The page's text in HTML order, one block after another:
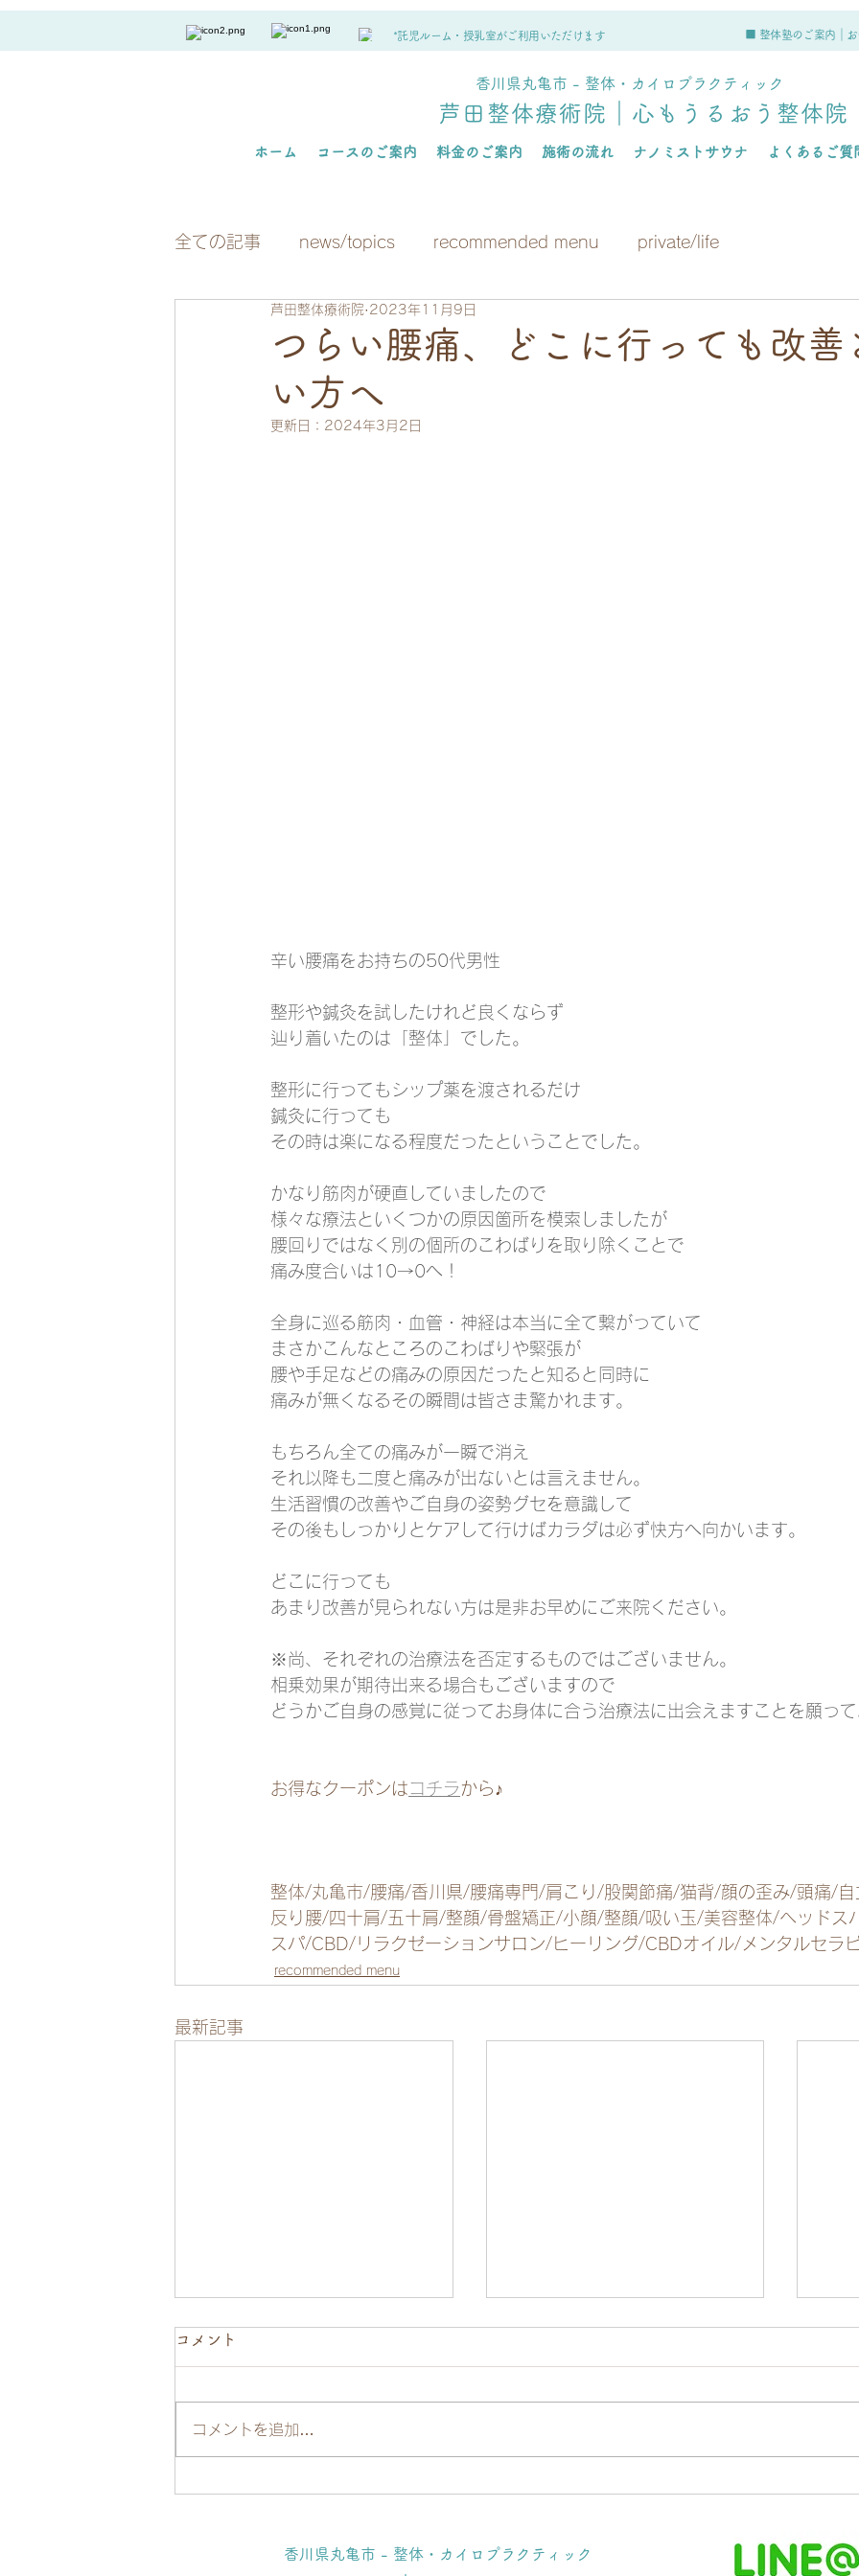
■ 整体塾のご案内｜
*託児ルーム・授乳室がご利用いただけます
香川県丸亀市 - 整体・カイロプラクティック
芦田整体療術院｜心もうるおう整体院
ホーム コースのご案内 料金のご案内 施術の流れ ナノミストサウナ よくあるご質
全ての記事 news/topics recommended menu private/life
つらい腰痛、どこに行っても改善
い方へ
芦田整体療術院 2023年11月9日
更新日： 2024年3月2日
辛い腰痛をお持ちの50代男性
整形や鍼灸を試したけれど良くならず
辿り着いたのは「整体」でした。
整形に行ってもシップ薬を渡されるだけ
鍼灸に行っても
その時は楽になる程度だったということでした。
かなり筋肉が硬直していましたので
様々な療法といくつかの原因箇所を模索しましたが
腰回りではなく別の個所のこわばりを取り除くことで
痛み度合いは10→0へ！
全身に巡る筋肉・血管・神経は本当に全て繋がっていて
まさかこんなところのこわばりや緊張が
腰や手足などの痛みの原因だったと知ると同時に
痛みが無くなるその瞬間は皆さま驚かれます。
もちろん全ての痛みが一瞬で消え
それ以降も二度と痛みが出ないとは言えません。
生活習慣の改善やご自身の姿勢グセを意識して
その後もしっかりとケアして行けばカラダは必ず快方へ向かいます。
どこに行っても
あまり改善が見られない方は是非お早めにご来院ください。
※尚、それぞれの治療法を否定するものではございません。
相乗効果が期待出来る場合もございますので
どうかご自身の感覚に従ってお身体に合う治療法に出会えますことを願って
お得なクーポンはコチラ から♪
整体/丸亀市/腰痛/香川県/腰痛専門/肩こり/股関節痛/猫背/顔の歪み/頭痛/
反り腰/四十肩/五十肩/整顔/骨盤矯正/小顔/整顔/吸い玉/美容整体/ヘッドス
スパ/CBD/リラクゼーションサロン/ヒーリング/CBDオイル/メンタルセラ
recommended menu
最新記事
女性の肩こりは〇〇で治す！
お腹を緩めて【腰痛を治す】
ナノ
施設
コメント
コメントを追加…
香川県丸亀市 - 整体・カイロプラクティック